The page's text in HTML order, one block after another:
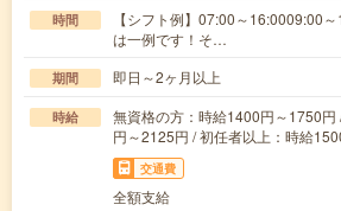
時間
【シフト例】07:00～16:0009:00
は一例です！そ…
期間 即日～2ヶ月以上
時給
無資格の方：時給1400円～1750
円～2125円 / 初任者以上：時給
交通費
全額支給